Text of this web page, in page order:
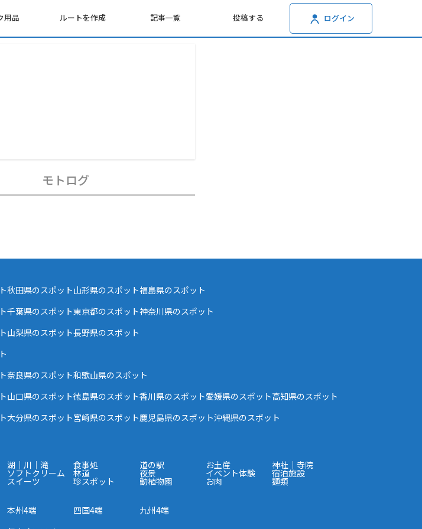
用品 ルートを作成 記事一覧 投稿する ログイン
モトログ
秋田県のスポット山形県のスポット福島県のスポット
千葉県のスポット東京都のスポット神奈川県のスポット
山梨県のスポット長野県のスポット
奈良県のスポット和歌山県のスポット
山口県のスポット徳島県のスポット香川県のスポット愛媛県のスポット高知県のスポット
大分県のスポット宮崎県のスポット鹿児島県のスポット沖縄県のスポット
湖｜川｜滝 食事処 道の駅 お土産 神社｜寺院
ソフトクリーム 林道 夜景 イベント体験 宿泊施設
スイーツ 珍スポット 動植物園 お肉 麺類
本州4端 四国4端 九州4端